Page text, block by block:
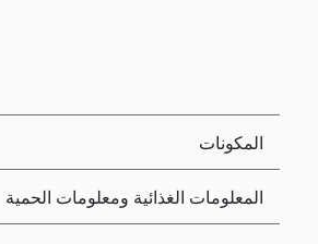
المكونات
المعلومات الغذائية ومعلومات الحمية